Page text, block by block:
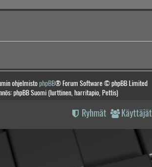
ohjelmistophpBB® Forum Software © phpBB Limited
phpBB Suomi (lurttinen, harritapio, Pettis)
Käyttäjät
Ryhmät